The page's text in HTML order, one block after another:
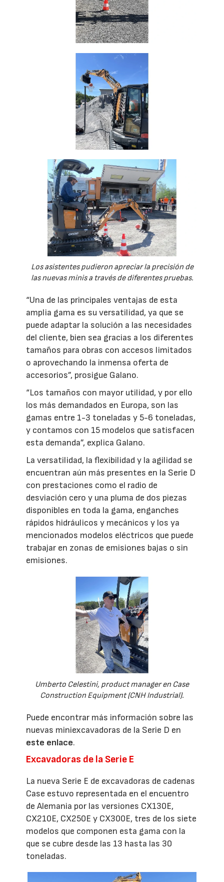
Los asistentes pudieron apreciar la precisión de
las nuevas minis a través de diferentes pruebas.
“Una de las principales ventajas de esta
amplia gama es su versatilidad, ya que se
puede adaptar la solución a las necesidades
del cliente, bien sea gracias a los diferentes
tamaños para obras con accesos limitados
o aprovechando la inmensa oferta de
accesorios”, prosigue Galano.
“Los tamaños con mayor utilidad, y por ello
los más demandados en Europa, son las
gamas entre 1-3 toneladas y 5-6 toneladas,
y contamos con 15 modelos que satisfacen
esta demanda”, explica Galano.
La versatilidad, la flexibilidad y la agilidad se
encuentran aún más presentes en la Serie D
con prestaciones como el radio de
desviación cero y una pluma de dos piezas
disponibles en toda la gama, enganches
rápidos hidráulicos y mecánicos y los ya
mencionados modelos eléctricos que puede
trabajar en zonas de emisiones bajas o sin
emisiones.
Umberto Celestini, product manager en Case
Construction Equipment (CNH Industrial).
Puede encontrar más información sobre las
nuevas miniexcavadoras de la Serie D en
este enlace.
Excavadoras de la Serie E
La nueva Serie E de excavadoras de cadenas
Case estuvo representada en el encuentro
de Alemania por las versiones CX130E,
CX210E, CX250E y CX300E, tres de los siete
modelos que componen esta gama con la
que se cubre desde las 13 hasta las 30
toneladas.